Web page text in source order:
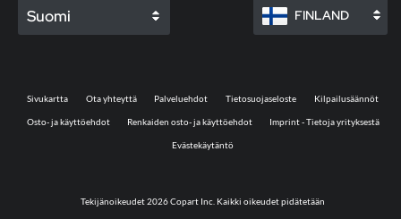
Suomi FINLAND
Tekijänoikeudet 2026 Copart Inc. Kaikki oikeudet pidätetään
Sivukartta Ota yhteyttä Palveluehdot Tietosuojaseloste Kilpailusäännöt
Osto- ja käyttöehdot Renkaiden osto- ja käyttöehdot Imprint - Tietoja yrityksestä
Evästekäytäntö